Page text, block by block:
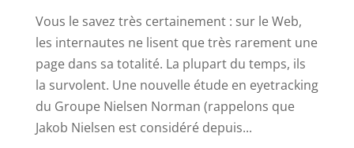
Vous le savez très certainement : sur le Web,
les internautes ne lisent que très rarement une
page dans sa totalité. La plupart du temps, ils
la survolent. Une nouvelle étude en eyetracking
du Groupe Nielsen Norman (rappelons que
Jakob Nielsen est considéré depuis...